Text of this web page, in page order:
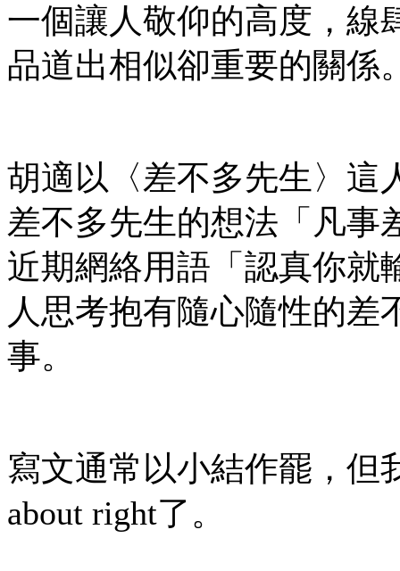
一個讓人敬仰的高度，線
品道出相似卻重要的關係
胡適以〈差不多先生〉這
差不多先生的想法「凡事
近期網絡用語「認真你就
人思考抱有隨心隨性的差
事。
寫文通常以小結作罷，但
about right了。